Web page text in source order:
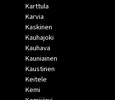
Karttula
Karvia
Kaskinen
Kauhajoki
Kauhava
Kauniainen
Kaustinen
Keitele
Kemi